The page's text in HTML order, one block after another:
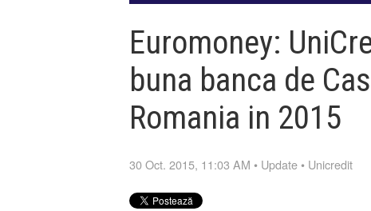
Euromoney:
buna banca de
Romania in 2015
30 Oct. 2015, 11:03 AM • Update • Unicredit